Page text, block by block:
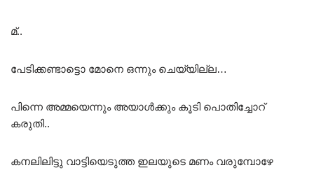
മ്..
പേടിക്കണ്ടാട്ടൊ മോനെ ഒന്നും ചെയ്യില്ല…
പിന്നെ അമ്മയെന്നും അയാൾക്കും കൂടി പൊതിച്ചോറ്
കരുതി..
കനലിലിട്ടു വാട്ടിയെടുത്ത ഇലയുടെ മണം വരുമ്പോഴേ